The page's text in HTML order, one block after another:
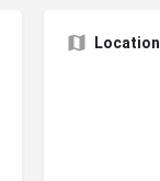
Location